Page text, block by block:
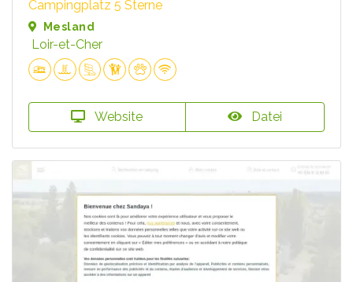
Campingplatz 5 Sterne
Mesland
Loir-et-Cher
Website Datei